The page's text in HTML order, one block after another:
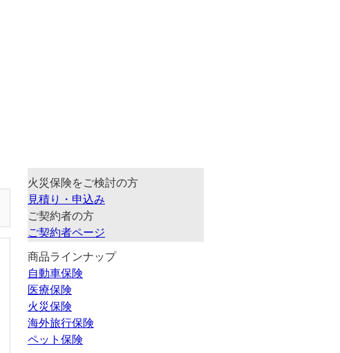
火災保険をご検討の方
見積り・申込み
ご契約者の方
ご契約者ページ
商品ラインナップ
自動車保険
医療保険
火災保険
海外旅行保険
ペット保険